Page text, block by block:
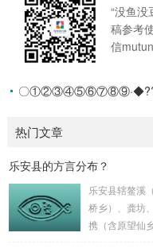
“没鱼没
稿参考
信
〇
热门文章
乐安县的方言分布？
乐安县辖鳌溪
桥乡）、龚坊
携（含原望仙